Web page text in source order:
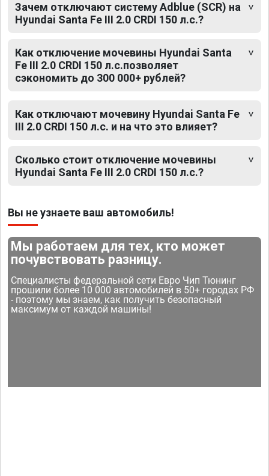
Зачем отключают систему Adblue (SCR) на
Hyundai Santa Fe III 2.0 CRDI 150 л.с.?
Как отключение мочевины Hyundai Santa
Fe III 2.0 CRDI 150 л.с.позволяет
сэкономить до 300 000+ рублей?
Как отключают мочевину Hyundai Santa Fe
III 2.0 CRDI 150 л.с. и на что это влияет?
Сколько стоит отключение мочевины
Hyundai Santa Fe III 2.0 CRDI 150 л.с.?
Вы не узнаете ваш автомобиль!
Мы работаем для тех, кто может
почувствовать разницу.
Специалисты федеральной сети Евро Чип Тюнинг
прошили более 10 000 автомобилей в 50+ городах РФ
- поэтому мы знаем, как получить безопасный
максимум от каждой машины!